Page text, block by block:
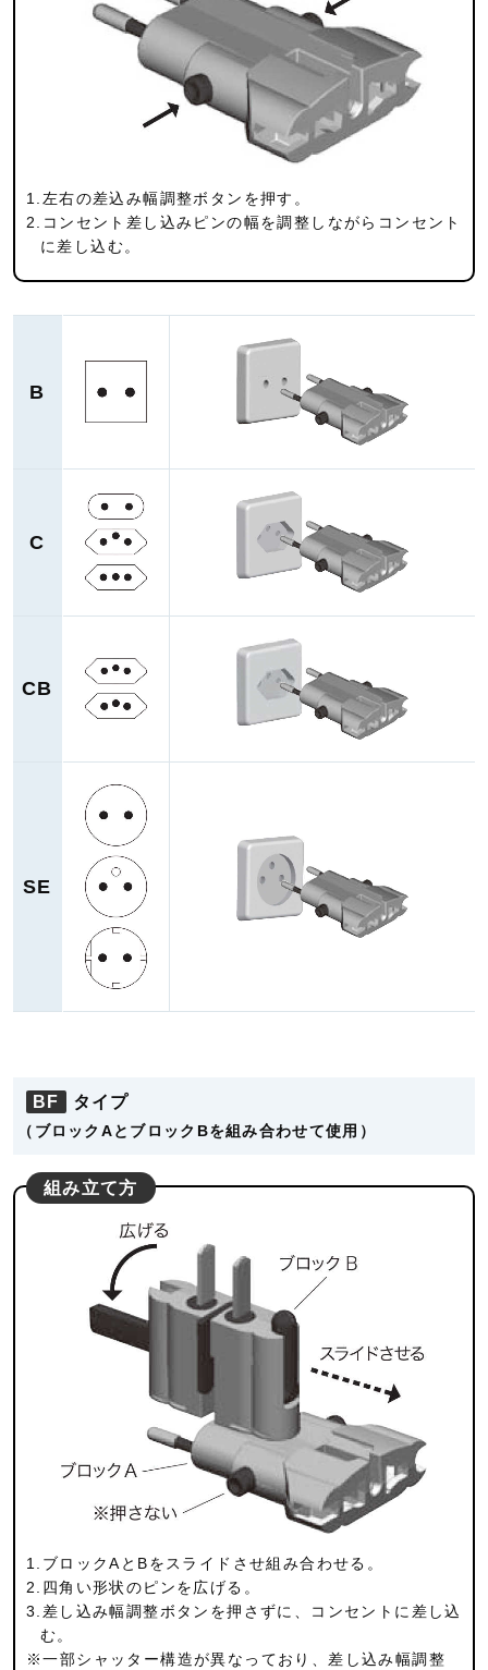
1.左右の差込み幅調整ボタンを押す。
2.コンセント差し込みピンの幅を調整しながらコンセント
に差し込む。
B
C
CB
SE
BF タイプ
（ブロックAとブロックBを組み合わせて使用）
組み立て方
1.ブロックAとBをスライドさせ組み合わせる。
2.四角い形状のピンを広げる。
3.差し込み幅調整ボタンを押さずに、コンセントに差し込
む。
※一部シャッター構造が異なっており、差し込み幅調整